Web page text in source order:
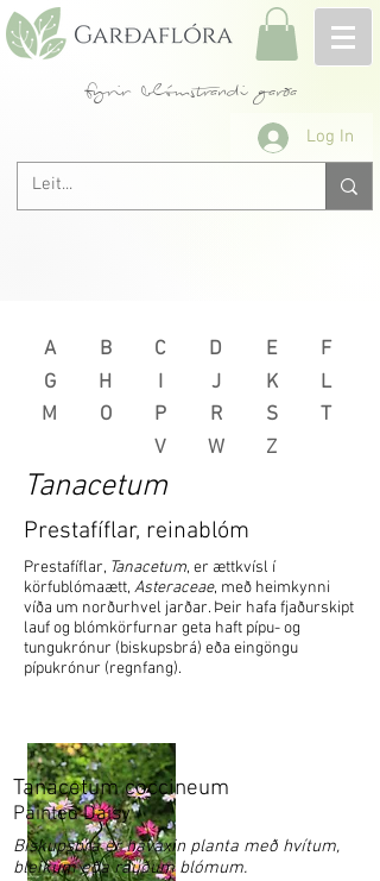
fyrir blómstrandi garða
Log In
A B C D E
F
G
M
H
I
O
P
J
R
K
L
S
T
V
W Z
Tanacetum
Prestafíflar, reinablóm
Prestafíflar, Tanacetum, er ættkvísl í
körfublómaætt, Asteraceae, með heimkynni
víða um norðurhvel jarðar. Þeir hafa fjaðurskipt
lauf og blómkörfurnar geta haft pípu- og
tungukrónur (biskupsbrá) eða eingöngu
pípukrónur (regnfang).
Painted Daisy
Tanacetum coccineum
Biskupsbrá er hávaxin planta með hvítum,
bleikum eða rauðum blómum.